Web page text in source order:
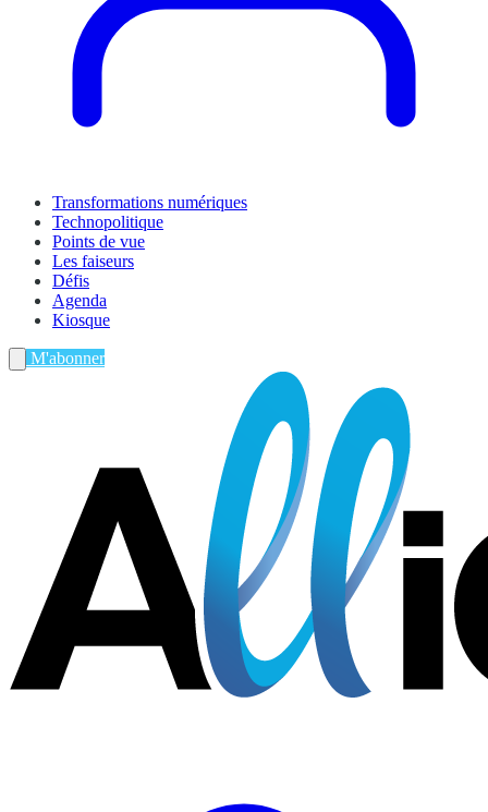
Transformations numériques
Technopolitique
Points de vue
Les faiseurs
Défis
Agenda
Kiosque
M'abonner